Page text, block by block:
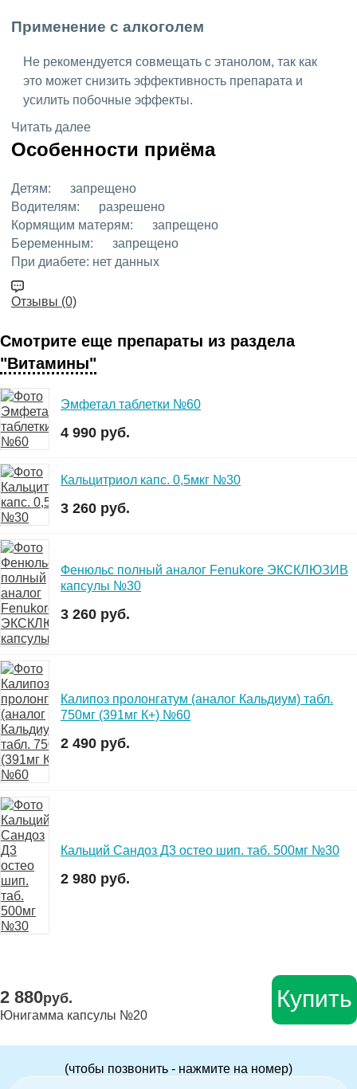
Применение с алкоголем
Не рекомендуется совмещать с этанолом, так как
это может снизить эффективность препарата и
усилить побочные эффекты.
Читать далее
Особенности приёма
Детям:
запрещено
Водителям:
разрешено
Кормящим матерям:
запрещено
Беременным:
запрещено
При диабете: нет данных
Отзывы (0)
Смотрите еще препараты из раздела
"Витамины"
Эмфетал таблетки №60
4 990 руб.
Кальцитриол капс. 0,5мкг №30
3 260 руб.
Фенюльс полный аналог Fenukore ЭКСКЛЮЗИВ
капсулы №30
3 260 руб.
Калипоз пролонгатум (аналог Кальдиум) табл.
750мг (391мг К+) №60
2 490 руб.
Кальций Сандоз Д3 остео шип. таб. 500мг №30
2 980 руб.
2 880руб.
Юнигамма капсулы №20
Купить
(чтобы позвонить - нажмите на номер)